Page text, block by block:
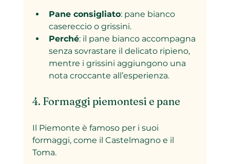
Pane consigliato: pane bianco
casereccio o grissini.
Perché: il pane bianco accompagna
senza sovrastare il delicato ripieno,
mentre i grissini aggiungono una
nota croccante all’esperienza.
4. Formaggi piemontesi e pane
Il Piemonte è famoso per i suoi
formaggi, come il Castelmagno e il
Toma.